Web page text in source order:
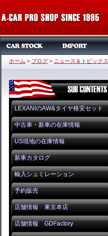
ホーム > ブログ > ニュース＆トピックス
LEXANIのAW&タイヤ格安セット
中古車・新車の在庫情報
US現地の在庫情報
新車カタログ
輸入シュミレーション
予約販売
店舗情報 東京本店
店舗情報 GDFactory